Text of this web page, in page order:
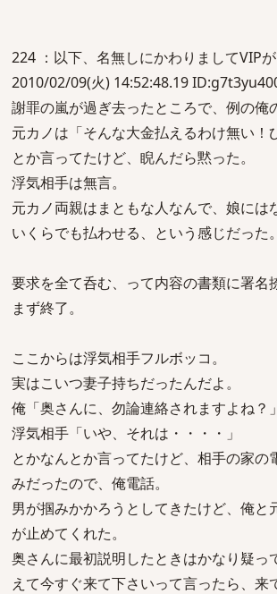
224 ：以下、名無しにかわりましてVIP
2010/02/09(火) 14:52:48.19
謝罪の嵐が過ぎ去ったところで、例の俺
元カノは「そんな大金払えるわけ無い！
とか言ってたけど、睨んだら黙った。
浮気相手は無言。
元カノ両親はまともな人なんで、娘には
いくらでも払わせる、という感じだった。
要求を全て呑む、って内容の書類に署名
まず終了。
ここからは浮気相手フルボッコ。
実はこいつ妻子持ちだったんだよ。
俺「奥さんに、勿論連絡されますよね？」
浮気相手「いや、それは・・・・」
とかなんとか言ってたけど、相手の家の
みだったので、俺電話。
男が掴みかかろうとしてきたけど、俺と
が止めてくれた。
奥さんに最初説明したときはかなり疑っ
えて今すぐ来て下さいって言ったら、来